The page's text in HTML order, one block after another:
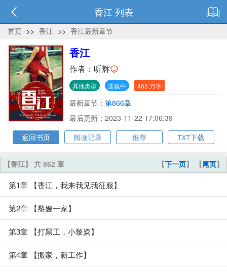
香江 列表
首页 >> 香江 >> 香江最新章节
香江
作者： 听辉
其他类型 连载中 465 万字
最新章节： 第866章
最后更新：2023-11-22 17:06:39
返回书页
阅读记录 推荐 TXT下载
【下一页】 【尾页】
【香江】 共 862 章
第1章 【香江，我来我见我征服】
第2章 【黎嫂一家】
第3章 【打黑工，小黎粢】
第4章 【搬家，新工作】